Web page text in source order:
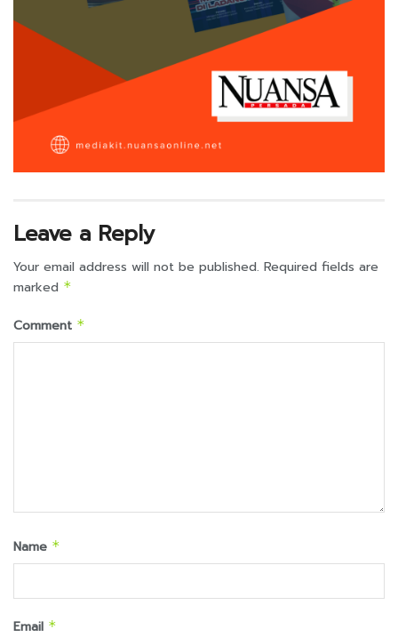
Leave a Reply
Your email address will not be published. Required fields are
marked *
Comment *
Name *
Email *